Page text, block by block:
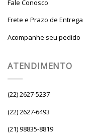
Fale Conosco
Frete e Prazo de Entrega
Acompanhe seu pedido
ATENDIMENTO
(22) 2627-5237
(22) 2627-6493
(21) 98835-8819